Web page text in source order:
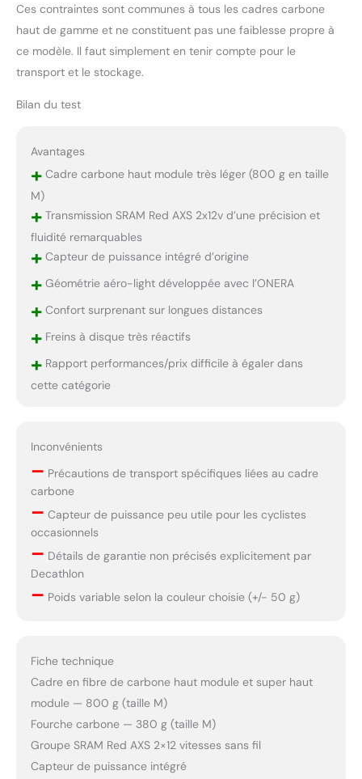
Ces contraintes sont communes à tous les cadres carbone
haut de gamme et ne constituent pas une faiblesse propre à
ce modèle. Il faut simplement en tenir compte pour le
transport et le stockage.
Bilan du test
Avantages
+Cadre carbone haut module très léger (800 g en taille
M)
+Transmission SRAM Red AXS 2x12v d’une précision et
fluidité remarquables
+Capteur de puissance intégré d’origine
+Géométrie aéro-light développée avec l’ONERA
+Confort surprenant sur longues distances
+Freins à disque très réactifs
+Rapport performances/prix difficile à égaler dans
cette catégorie
Inconvénients
– Précautions de transport spécifiques liées au cadre
carbone
– Capteur de puissance peu utile pour les cyclistes
occasionnels
– Détails de garantie non précisés explicitement par
Decathlon
– Poids variable selon la couleur choisie (+/- 50 g)
Fiche technique
Cadre en fibre de carbone haut module et super haut
module — 800 g (taille M)
Fourche carbone — 380 g (taille M)
Groupe SRAM Red AXS 2×12 vitesses sans fil
Capteur de puissance intégré